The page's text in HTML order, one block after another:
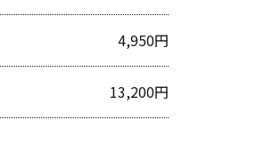
4,950円
13,200円